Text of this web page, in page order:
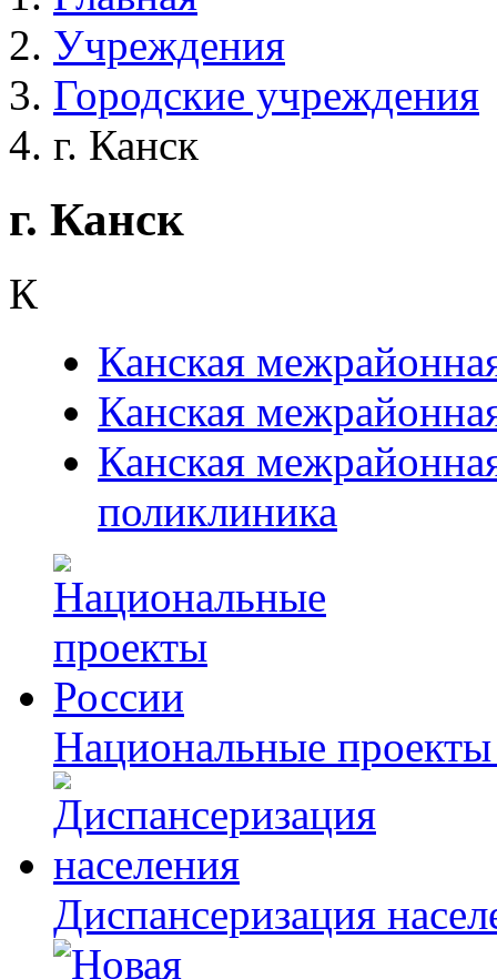
Учреждения
Городские учреждения
г. Канск
г. Канск
К
Канская
Канская
Канская
поликлиника
Национальные
Диспансеризация